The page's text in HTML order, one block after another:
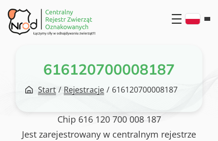
Przejdź
do
treści
616120700008187
Start / Rejestracje / 616120700008187
Chip 616 120 700 008 187
Jest zarejestrowany w centralnym rejestrze